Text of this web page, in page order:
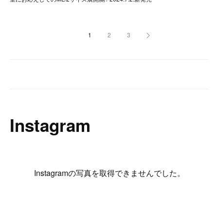
1 2 3
Instagram
Instagramの写真を取得できませんでした。